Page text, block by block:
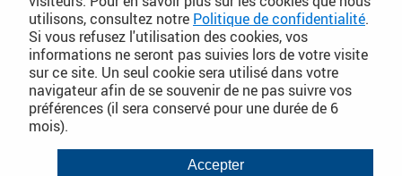
Conditions Générales de Vente
PLAN DU SITE DÉTAILLÉ
Conditions Générales de Vente
utilisons, consultez notre Politique de confidentialité.
Si vous refusez l'utilisation des cookies, vos
informations ne seront pas suivies lors de votre visite
sur ce site. Un seul cookie sera utilisé dans votre
navigateur afin de se souvenir de ne pas suivre vos
préférences (il sera conservé pour une durée de 6
mois).
Accepter